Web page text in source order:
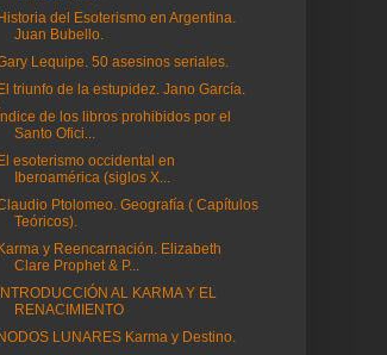
Historia del Esoterismo en Argentina.
Juan Bubello.
Lequipe. 50 asesinos seriales.
El triunfo de la estupidez. Jano García.
Índice de los libros prohibidos por el
Santo Ofici...
El esoterismo occidental en
Iberoamérica (siglos X...
Ptolomeo. Geografía ( Capítulos
Teóricos).
Karma y Reencarnación. Elizabeth
Clare Prophet & P...
INTRODUCCIÓN AL KARMA Y EL
RENACIMIENTO
NODOS LUNARES Karma y Destino.